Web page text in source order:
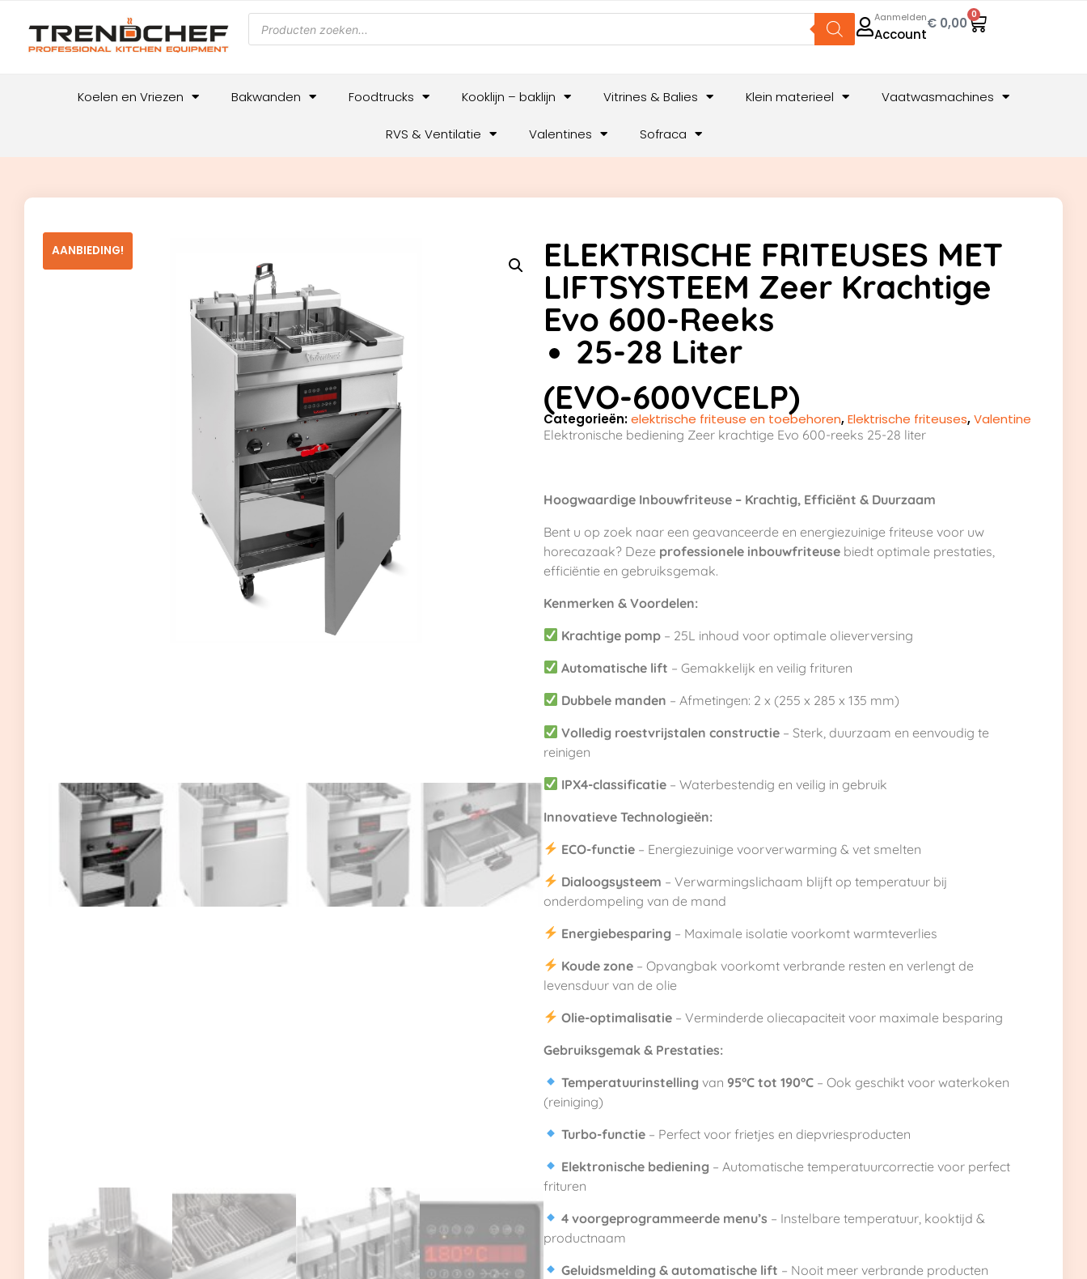
Aanmelden
Account
€ 0,00
0
Koelen en Vriezen Bakwanden Foodtrucks Kooklijn – baklijn Vitrines & Balies Klein materieel Vaatwasmachines
RVS & Ventilatie Valentines Sofraca
AANBIEDING!
ELEKTRISCHE FRITEUSES MET
LIFTSYSTEEM Zeer Krachtige
Evo 600-Reeks
25-28 Liter
(EVO-600VCELP)
Categorieën:elektrische friteuse en toebehoren,Elektrische friteuses,Valentine
Elektronische bediening Zeer krachtige Evo 600-reeks 25-28 liter
Hoogwaardige Inbouwfriteuse – Krachtig, Efficiënt & Duurzaam
Bent u op zoek naar een geavanceerde en energiezuinige friteuse voor uw
horecazaak? Deze professionele inbouwfriteuse biedt optimale prestaties,
efficiëntie en gebruiksgemak.
Kenmerken & Voordelen:
Krachtige pomp – 25L inhoud voor optimale olieverversing
Automatische lift – Gemakkelijk en veilig frituren
Dubbele manden – Afmetingen: 2 x (255 x 285 x 135 mm)
Volledig roestvrijstalen constructie – Sterk, duurzaam en eenvoudig te
reinigen
IPX4-classificatie – Waterbestendig en veilig in gebruik
Innovatieve Technologieën:
ECO-functie – Energiezuinige voorverwarming & vet smelten
Dialoogsysteem – Verwarmingslichaam blijft op temperatuur bij
onderdompeling van de mand
Energiebesparing – Maximale isolatie voorkomt warmteverlies
Koude zone – Opvangbak voorkomt verbrande resten en verlengt de
levensduur van de olie
Olie-optimalisatie – Verminderde oliecapaciteit voor maximale besparing
Gebruiksgemak & Prestaties:
Temperatuurinstelling van 95°C tot 190°C – Ook geschikt voor waterkoken
(reiniging)
Turbo-functie – Perfect voor frietjes en diepvriesproducten
Elektronische bediening – Automatische temperatuurcorrectie voor perfect
frituren
4 voorgeprogrammeerde menu’s – Instelbare temperatuur, kooktijd &
productnaam
Geluidsmelding & automatische lift – Nooit meer verbrande producten